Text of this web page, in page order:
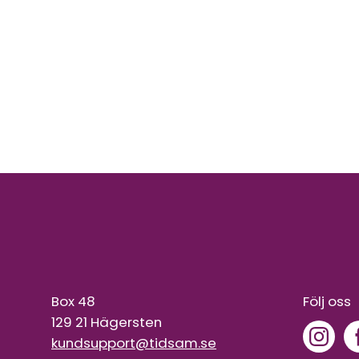
Box 48
129 21 Hägersten
kundsupport@tidsam.se
Följ oss